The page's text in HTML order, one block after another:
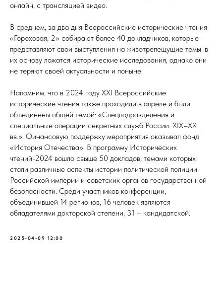
онлайн, с трансляцией видео.
В среднем, за два дня Всероссийские исторические чтения
«Гороховая, 2» собирают более 40 докладчиков, которые
представляют свои выступления на животрепещущие темы: в
их основу ложатся исторические исследования, однако они
не теряют своей актуальности и поныне.
Напомним, что в 2024 году XXI Всероссийские
исторические чтения также проходили в апреле и были
объединены общей темой: «Спецподразделения и
специальные операции секретных служб России. XIX–XX
вв.». Финансовую поддержку мероприятия оказывал фонд
«История Отечества». В программу Исторических
чтений-2024 вошло свыше 50 докладов, темами которых
стали различные аспекты истории политической полиции
Российской империи и советских органов государственной
безопасности. Среди участников конференции,
объединившей 14 регионов, 16 человек являются
обладателями докторской степени, 31 – кандидатской.
2025-04-09 12:00